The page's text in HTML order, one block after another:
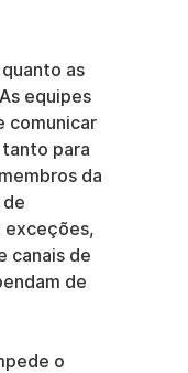
as
equipes
comunicar
para
da
exceções,
canais de
de
o